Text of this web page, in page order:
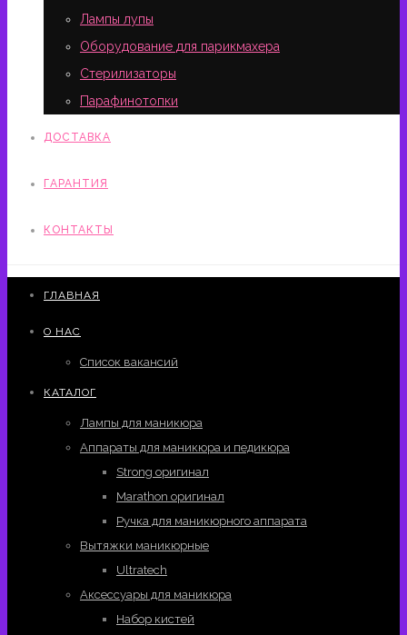
Лампы лупы
Оборудование для парикмахера
Стерилизаторы
Парафинотопки
ДОСТАВКА
ГАРАНТИЯ
КОНТАКТЫ
ГЛАВНАЯ
О НАС
Список вакансий
КАТАЛОГ
Лампы для маникюра
Аппараты для маникюра и педикюра
Strong оригинал
Marathon оригинал
Ручка для маникюрного аппарата
Вытяжки маникюрные
Ultratech
Аксессуары для маникюра
Набор кистей